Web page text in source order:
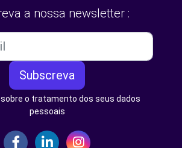
a nossa newsletter :
Subscreva
o tratamento dos seus dados
pessoais